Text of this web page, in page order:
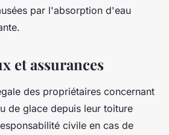
par l'absorption d'eau
et assurances
des propriétaires concernant
de glace depuis leur toiture
civile en cas de